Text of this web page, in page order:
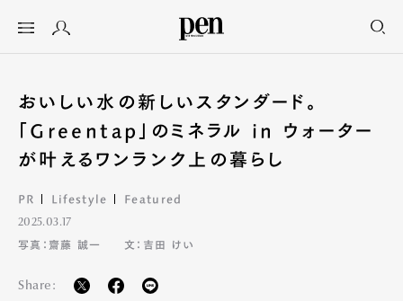
おいしい水の新しいスタンダード。
「Greentap」のミネラル in ウォーター
が叶えるワンランク上の暮らし
PR Lifestyle Featured
2025.03.17
写真：齋藤 誠一
文：吉田 けい
Share: